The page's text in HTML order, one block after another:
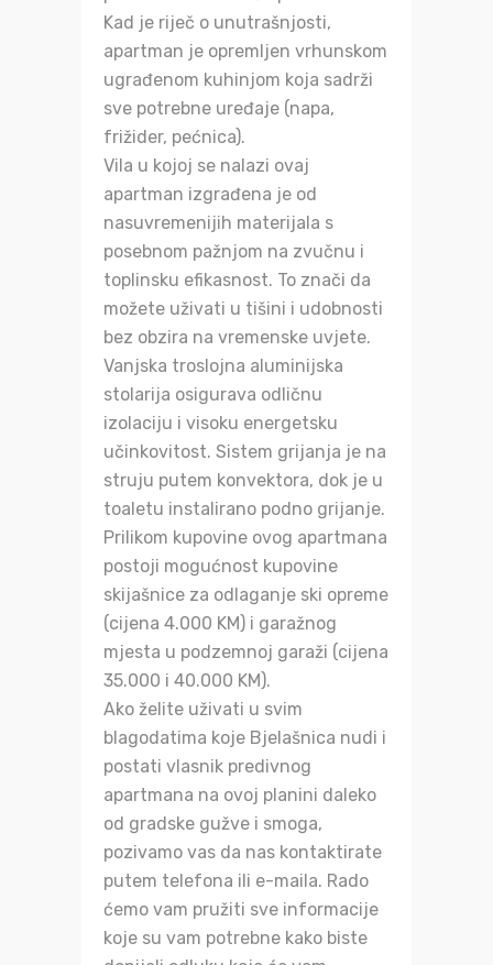
Kad je riječ o unutrašnjosti,
apartman je opremljen vrhunskom
ugrađenom kuhinjom koja sadrži
sve potrebne uređaje (napa,
frižider, pećnica).
Vila u kojoj se nalazi ovaj
apartman izgrađena je od
nasuvremenijih materijala s
posebnom pažnjom na zvučnu i
toplinsku efikasnost. To znači da
možete uživati u tišini i udobnosti
bez obzira na vremenske uvjete.
Vanjska troslojna aluminijska
stolarija osigurava odličnu
izolaciju i visoku energetsku
učinkovitost. Sistem grijanja je na
struju putem konvektora, dok je u
toaletu instalirano podno grijanje.
Prilikom kupovine ovog apartmana
postoji mogućnost kupovine
skijašnice za odlaganje ski opreme
(cijena 4.000 KM) i garažnog
mjesta u podzemnoj garaži (cijena
35.000 i 40.000 KM).
Ako želite uživati u svim
blagodatima koje Bjelašnica nudi i
postati vlasnik predivnog
apartmana na ovoj planini daleko
od gradske gužve i smoga,
pozivamo vas da nas kontaktirate
putem telefona ili e-maila. Rado
ćemo vam pružiti sve informacije
koje su vam potrebne kako biste